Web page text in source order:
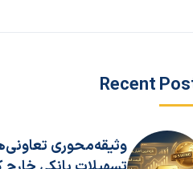
Recent
وثیقه‌محوری